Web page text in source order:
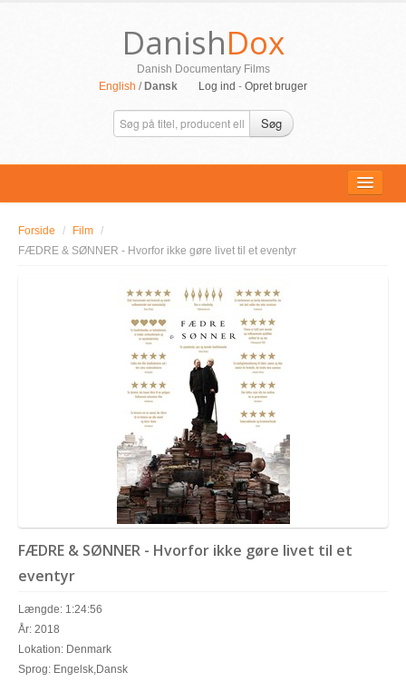
DanishDox
Danish Documentary Films
English / Dansk Log ind - Opret bruger
Søg
ALLE FILM
Forside / Film /
FÆDRE & SØNNER - Hvorfor ikke gøre livet til et eventyr
FÆDRE & SØNNER - Hvorfor ikke gøre livet til et
eventyr
Længde: 1:24:56
År: 2018
Lokation: Denmark
Sprog: Engelsk,Dansk